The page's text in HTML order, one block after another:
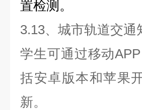
置检测。
3.13、 城市轨道交通
学生可通过移动
括安卓版本和苹果
新。